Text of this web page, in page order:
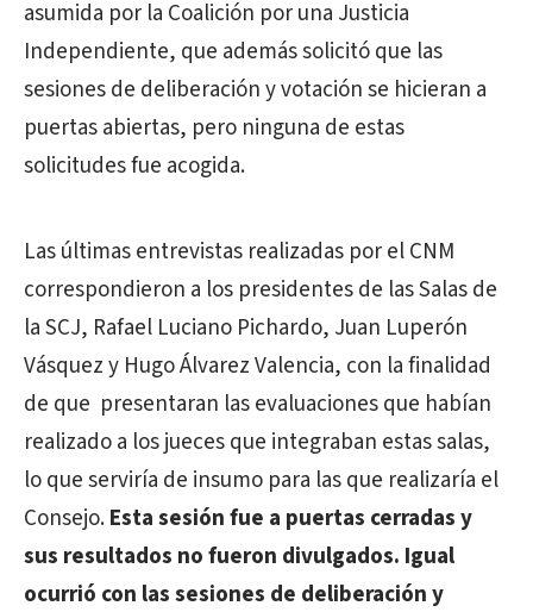
asumida por la Coalición por una Justicia
Independiente, que además solicitó que las
sesiones de deliberación y votación se hicieran a
puertas abiertas, pero ninguna de estas
solicitudes fue acogida.
Las últimas entrevistas realizadas por el CNM
correspondieron a los presidentes de las Salas de
la SCJ, Rafael Luciano Pichardo, Juan Luperón
Vásquez y Hugo Álvarez Valencia, con la finalidad
de que presentaran las evaluaciones que habían
realizado a los jueces que integraban estas salas,
lo que serviría de insumo para las que realizaría el
Consejo.Esta sesión fue a puertas cerradas y
sus resultados no fueron divulgados. Igual
ocurrió con las sesiones de deliberación y